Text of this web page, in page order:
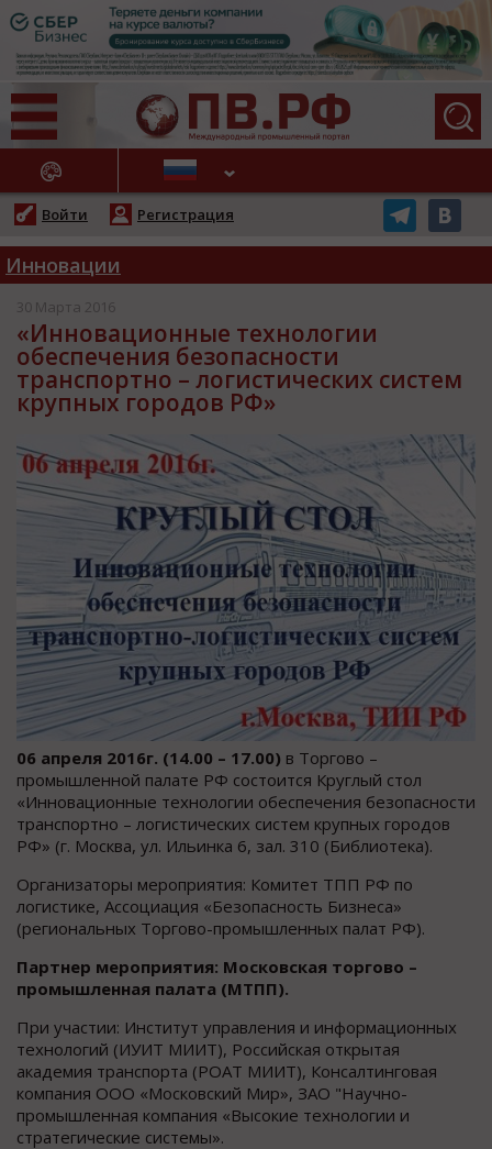
НОВОСТИ
Войти Регистрация
Инновации
30 Марта 2016
«Инновационные технологии
обеспечения безопасности
транспортно – логистических систем
крупных городов РФ»
06 апреля 2016г. (14.00 – 17.00) в Торгово –
промышленной палате РФ состоится Круглый стол
«Инновационные технологии обеспечения безопасности
транспортно – логистических систем крупных городов
РФ» (г. Москва, ул. Ильинка 6, зал. 310 (Библиотека).
Организаторы мероприятия: Комитет ТПП РФ по
логистике, Ассоциация «Безопасность Бизнеса»
(региональных Торгово-промышленных палат РФ).
Партнер мероприятия: Московская торгово –
промышленная палата (МТПП).
При участии: Институт управления и информационных
технологий (ИУИТ МИИТ), Российская открытая
академия транспорта (РОАТ МИИТ), Консалтинговая
компания ООО «Московский Мир», ЗАО "Научно-
промышленная компания «Высокие технологии и
стратегические системы».